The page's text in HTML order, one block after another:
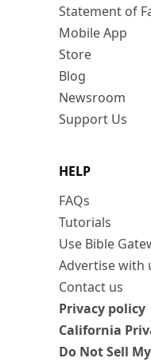
Statement of
Mobile App
Store
Blog
Newsroom
Support Us
HELP
FAQs
Tutorials
Use Bible
Advertise with
Contact us
Privacy policy
California
Do Not Sell